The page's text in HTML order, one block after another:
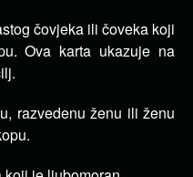
čovjeka ili čoveka koji
Ova karta ukazuje na
razvedenu ženu ili ženu